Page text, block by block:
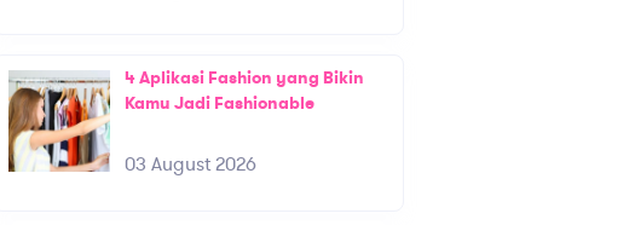
4 Aplikasi Fashion yang Bikin
Kamu Jadi Fashionable
03 August 2026